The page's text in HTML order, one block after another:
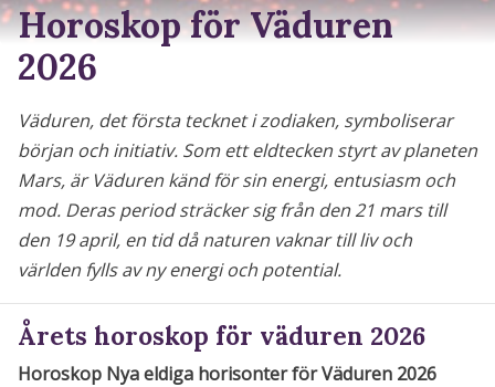
Horoskop för Väduren
2026
Väduren, det första tecknet i zodiaken, symboliserar
början och initiativ. Som ett eldtecken styrt av planeten
Mars, är Väduren känd för sin energi, entusiasm och
mod. Deras period sträcker sig från den 21 mars till
den 19 april, en tid då naturen vaknar till liv och
världen fylls av ny energi och potential.
Årets horoskop för väduren 2026
Horoskop Nya eldiga horisonter för Väduren 2026